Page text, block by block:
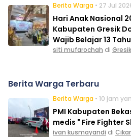
Berita Warga • 27 Jul
Hari Anak Nasional
Kabupaten Gresik
Wajib Belajar 13
siti mufarochah di
Berita Warga Terbaru
Berita Warga • 10 jam
PMI Kabupaten
medis " Fire Fighter
ivan kusmayandi di